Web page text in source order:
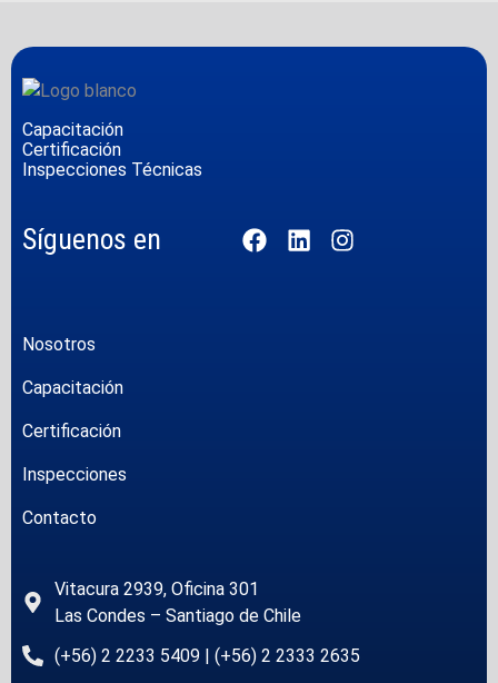
Capacitación
Certificación
Inspecciones Técnicas
Síguenos en
Nosotros
Capacitación
Certificación
Inspecciones
Contacto
Vitacura 2939, Oficina 301
Las Condes – Santiago de Chile
(+56) 2 2233 5409 | (+56) 2 2333 2635